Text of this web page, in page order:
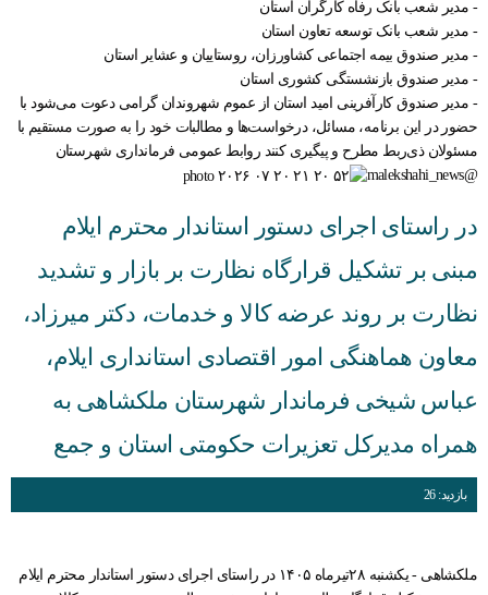
- مدیر شعب بانک رفاه کارگران استان
- مدیر شعب بانک توسعه تعاون استان
- مدیر صندوق بیمه اجتماعی کشاورزان، روستاییان و عشایر استان
- مدیر صندوق بازنشستگی کشوری استان
- مدیر صندوق کارآفرینی امید استان از عموم شهروندان گرامی دعوت می‌شود با
حضور در این برنامه، مسائل، درخواست‌ها و مطالبات خود را به صورت مستقیم با
مسئولان ذی‌ربط مطرح و پیگیری کنند روابط عمومی فرمانداری شهرستان
@malekshahi_news
در راستای اجرای دستور استاندار محترم ایلام
مبنی بر تشکیل قرارگاه نظارت بر بازار و تشدید
نظارت بر روند عرضه کالا و خدمات، دکتر میرزاد،
معاون هماهنگی امور اقتصادی استانداری ایلام،
عباس شیخی فرماندار شهرستان ملکشاهی به
همراه مدیرکل تعزیرات حکومتی استان و جمع
بازدید: 26
ملکشاهی - یکشنبه ۲۸تیرماه ۱۴۰۵ در راستای اجرای دستور استاندار محترم ایلام